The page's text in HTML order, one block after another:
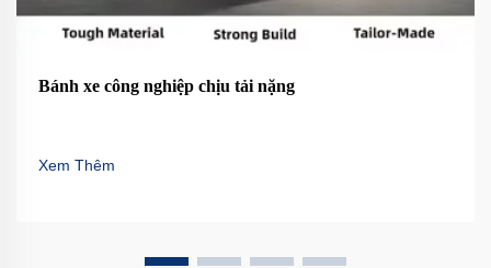
Bánh xe công nghiệp chịu tải nặng
Xem Thêm